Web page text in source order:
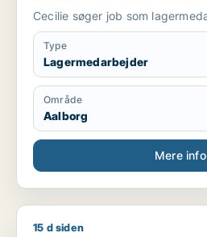
Cecilie søger job som
Type
Lagermedarbejder
Område
Aalborg
Mere info
Kim søger job som
15 d siden